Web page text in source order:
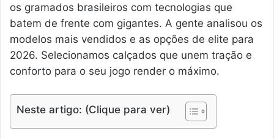
os gramados brasileiros com tecnologias que
batem de frente com gigantes. A gente analisou os
modelos mais vendidos e as opções de elite para
2026. Selecionamos calçados que unem tração e
conforto para o seu jogo render o máximo.
Neste artigo: (Clique para ver)